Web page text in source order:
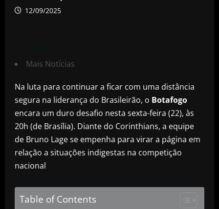
12/09/2025
Mais Notícias
Na luta para continuar a ficar com uma distância
segura na liderança do Brasileirão, o Botafogo
encara um duro desafio nesta sexta-feira (22), às
20h (de Brasília). Diante do Corinthians, a equipe
de Bruno Lage se empenha para virar a página em
relação a situações indigestas na competição
nacional
Table of Contents